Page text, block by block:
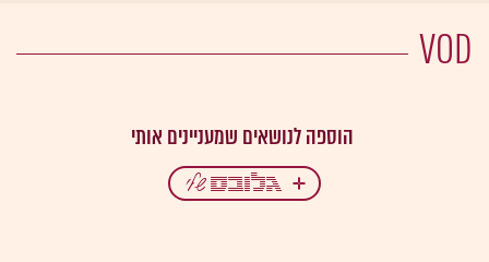
VOD